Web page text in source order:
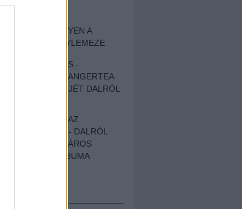
- ILYEN A
ÚJ NAGYLEMEZE
NERVES -
MEG AZ ANGERTEA
EP-JÉT DALRÓL
AZ
FÖLDIG - DALRÓL
A KÉPZELT VÁROS
CÍMŰ ALBUMA